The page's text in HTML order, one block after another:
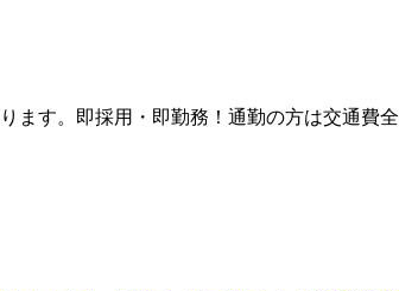
ます。即採用・即勤務！通勤の方は交通費